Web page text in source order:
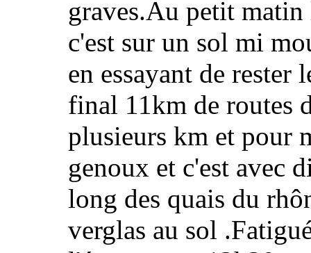
graves.Au petit
c'est sur un sol mi
en essayant de
final 11km de routes
plusieurs km et pour
genoux et c'est avec
long des quais du
verglas au sol